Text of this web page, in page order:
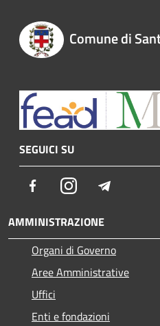
Comune di
SEGUICI SU
FacebookInstagram
AMMINISTRAZIONE
Organi di Governo
Aree Amministrative
Uffici
Enti e fondazioni